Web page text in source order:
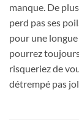
manque. De
perd pas ses
pour une
pourrez
risqueriez de
détrempé pas